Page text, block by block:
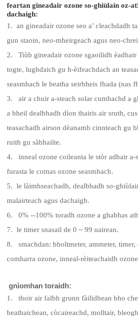
feartan gineadair ozone so-ghiùlain oz-
dachaigh:
1. an gineadair ozone seo a’ cleachdadh
gun staoin, neo-mheirgeach agus neo-
2. Tiùb gineadair ozone sgaoilidh èadhair
togte, lughdaich gu h-èifeachdach an
seasmhach le beatha seirbheis fhada (nas
3. air a chuir a-steach solar cumhachd a
a bheil dealbhadh dìon thairis air sruth,
teasachadh airson dèanamh cinnteach gu
ruith gu sàbhailte.
4. inneal ozone coileanta le stòr adhair a-
furasta le comas ozone seasmhach.
5. le làimhseachadh, dealbhadh so-
malairteach agus dachaigh.
6. 0% --100% toradh ozone a ghabhas
7. le timer snasail de 0 ~ 99 uairean.
8. smachdan: bholtmeter, ammeter, timer,
comharra ozone, inneal-rèiteachaidh
gnìomhan toraidh:
1. thoir air falbh grunn fàilidhean bho
beathaichean, còcaireachd, molltair,